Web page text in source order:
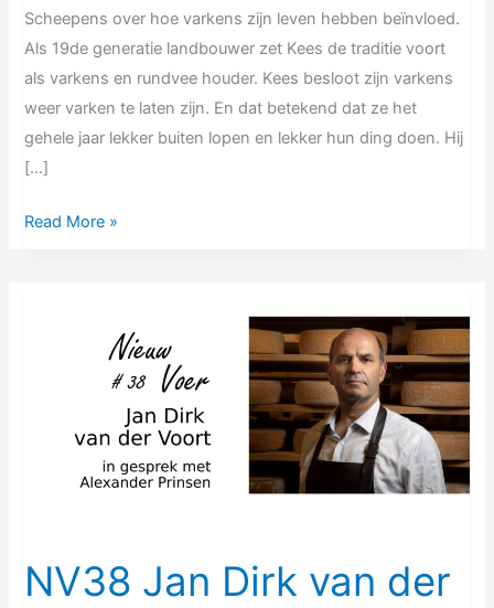
Scheepens over hoe varkens zijn leven hebben beïnvloed.
Als 19de generatie landbouwer zet Kees de traditie voort
als varkens en rundvee houder. Kees besloot zijn varkens
weer varken te laten zijn. En dat betekend dat ze het
gehele jaar lekker buiten lopen en lekker hun ding doen. Hij
[…]
Read More »
NV38 Jan Dirk van der